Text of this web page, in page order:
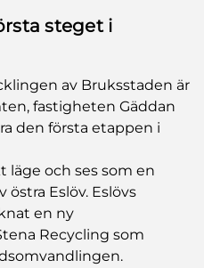
steget i
av Bruksstaden är
fastigheten Gäddan
den första etappen i
läge och ses som en
Eslöv. Eslövs
en ny
Recycling som